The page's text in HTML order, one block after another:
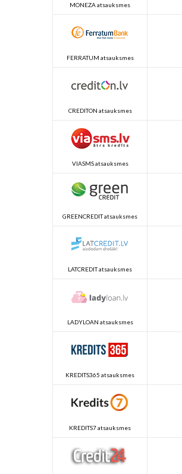
MONEZA atsauksmes
FERRATUM atsauksmes
CREDITON atsauksmes
VIASMS atsauksmes
GREENCREDIT atsauksmes
LATCREDIT atsauksmes
LADYLOAN atsauksmes
KREDITS365 atsauksmes
KREDITS7 atsauksmes